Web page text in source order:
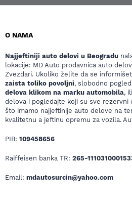
O NAMA
Najjeftiniji auto delovi u Beogradu
lokacije: MD Auto prodavnica auto
Zvezdari. Ukoliko želite da se
zaista toliko povoljni, slobodno
delova klikom na marku automobila,
delova i pogledajte koji su sve rezervni
što imamo najjeftinije auto delove na
kvalitetnu a jeftinu opremu za vozila.
PIB: 109458656
Raiffeisen banka TR: 265-
Email: mdautosurcin@yahoo.com